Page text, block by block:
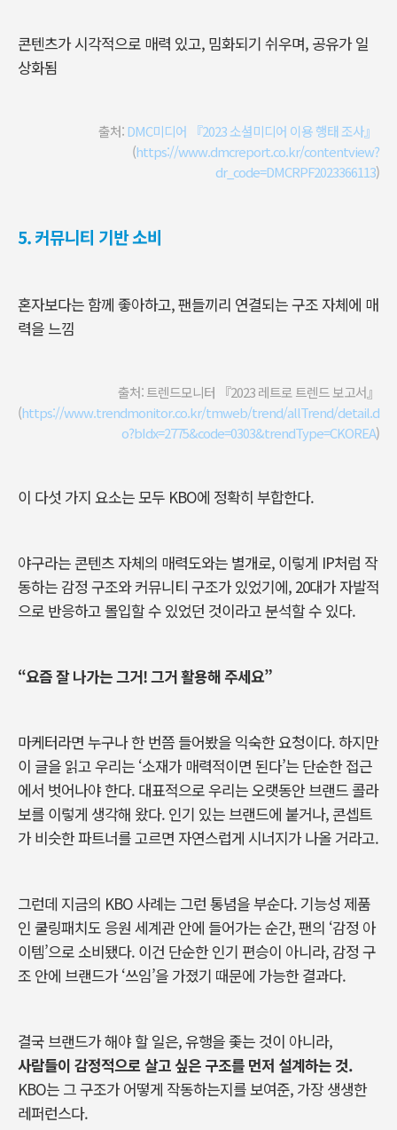
콘텐츠가 시각적으로 매력 있고, 밈화되기 쉬우며, 공유가 일
상화됨
출처:DMC미디어 『2023 소셜미디어 이용 행태 조사』
(https://www.dmcreport.co.kr/contentview?
dr_code=DMCRPF2023366113)
5.커뮤니티 기반 소비
혼자보다는 함께 좋아하고, 팬들끼리 연결되는 구조 자체에 매
력을 느낌
출처: 트렌드모니터 『2023 레트로 트렌드 보고서』
(https://www.trendmonitor.co.kr/tmweb/trend/allTrend/detail.d
o?bIdx=2775&code=0303&trendType=CKOREA)
이 다섯 가지 요소는 모두 KBO에 정확히 부합한다.
야구라는 콘텐츠 자체의 매력도와는 별개로, 이렇게 IP처럼 작
동하는 감정 구조와 커뮤니티 구조가 있었기에, 20대가 자발적
으로 반응하고 몰입할 수 있었던 것이라고 분석할 수 있다.
“요즘 잘 나가는 그거! 그거 활용해 주세요”
마케터라면 누구나 한 번쯤 들어봤을 익숙한 요청이다. 하지만
이 글을 읽고 우리는 ‘소재가 매력적이면 된다’는 단순한 접근
에서 벗어나야 한다. 대표적으로 우리는 오랫동안 브랜드 콜라
보를 이렇게 생각해 왔다. 인기 있는 브랜드에 붙거나, 콘셉트
가 비슷한 파트너를 고르면 자연스럽게 시너지가 나올 거라고.
그런데 지금의 KBO 사례는 그런 통념을 부순다. 기능성 제품
인 쿨링패치도 응원 세계관 안에 들어가는 순간, 팬의 ‘감정 아
이템’으로 소비됐다. 이건 단순한 인기 편승이 아니라, 감정 구
조 안에 브랜드가 ‘쓰임’을 가졌기 때문에 가능한 결과다.
결국 브랜드가 해야 할 일은, 유행을 좇는 것이 아니라,
사람들이 감정적으로 살고 싶은 구조를 먼저 설계하는 것.
KBO는 그 구조가 어떻게 작동하는지를 보여준, 가장 생생한
레퍼런스다.